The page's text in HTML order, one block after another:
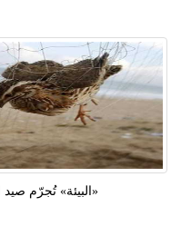
«البيئة» تُجرّم